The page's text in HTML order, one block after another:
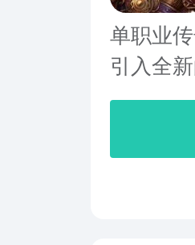
单职业
引入全